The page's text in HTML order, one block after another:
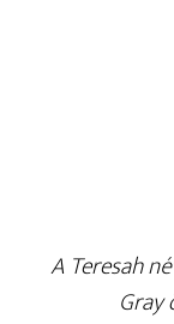
A Teresah